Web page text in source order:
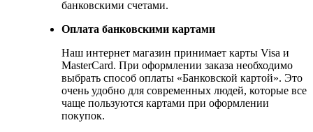
банковскими счетами.
Оплата банковскими картами
Наш интернет магазин принимает карты Visa и
MasterCard. При оформлении заказа необходимо
выбрать способ оплаты «Банковской картой». Это
очень удобно для современных людей, которые все
чаще пользуются картами при оформлении
покупок.